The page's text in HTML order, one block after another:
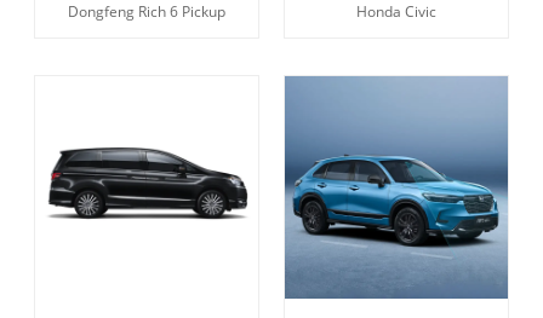
Dongfeng Rich 6 Pickup Honda Civic